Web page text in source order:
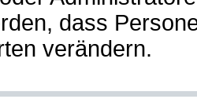
dass
verändern.